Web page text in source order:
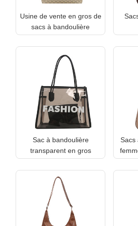
Usine de vente en gros de
sacs à bandoulière
Sac à bandoulière
transparent en gros
Sacs